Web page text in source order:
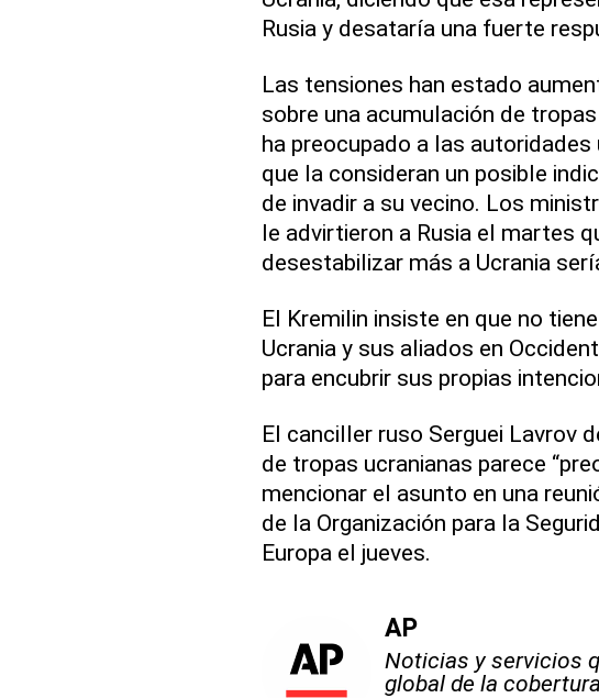
Rusia y desataría una fuerte
Las tensiones han estado
sobre una acumulación de
ha preocupado a las
que la consideran un posible
de invadir a su vecino. Los
le advirtieron a Rusia el martes
desestabilizar más a Ucrania
El Kremilin insiste en que no
Ucrania y sus aliados en
para encubrir sus propias
El canciller ruso Serguei Lavrov
de tropas ucranianas parece
mencionar el asunto en una
de la Organización para la
Europa el jueves.
AP
Noticias y servicios
global de la